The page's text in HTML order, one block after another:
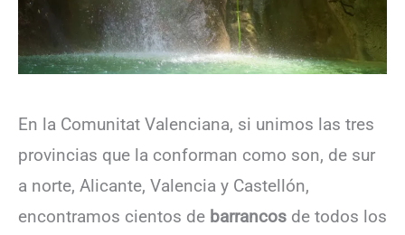
En la Comunitat Valenciana, si unimos las tres
provincias que la conforman como son, de sur
a norte, Alicante, Valencia y Castellón,
encontramos cientos de barrancos de todos los